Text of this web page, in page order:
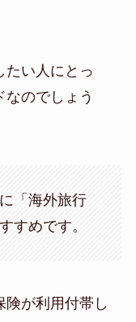
たい人にとっ
のでしょう
「海外旅行
すめです。
険が利用付帯し